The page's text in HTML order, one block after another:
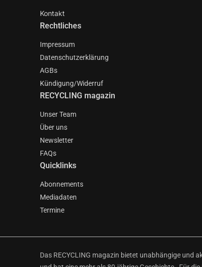
Kontakt
Rechtliches
Impressum
Datenschutzerklärung
AGBs
Kündigung/Widerruf
RECYCLING magazin
Unser Team
Über uns
Newsletter
FAQs
Quicklinks
Abonnements
Mediadaten
Termine
Das RECYCLING magazin bietet unabhängige und